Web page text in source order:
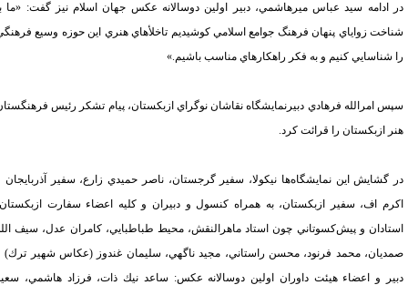
ادامه سيد عباس ميرهاشمي، دبير اولين دوسالانه عكس جهان اسلام نيز گفت: «ما با
زواياي پنهان فرهنگ جوامع اسلامي كوشيديم تاخلأهاي هنري اين حوزه وسيع فرهنگي
شناسايي كنيم و به فكر راهكارهاي مناسب باشيم.»
امرالله فرهادي دبيرنمايشگاه نقاشان نوگراي ازبكستان، پيام تشكر رئيس فرهنگستان
ازبكستان را قرائت كرد.
گشايش اين نمايشگاه‌ها نيكولا، سفير گرجستان، ناصر حميدي زارع، سفير آذربايجان و
اف، سفير ازبكستان، به همراه كنسول و دبيران و كليه اعضاء سفارت ازبكستان،
و پيش‌كسوتاني چون استاد ماهرالنقش، محيط طباطبايي، كامران عدل، سيف الله
محمد فرنود، محسن راستاني، مجيد ناگهي، سليمان غندوز (عكاس شهير ترك) و
و اعضاء هيئت داوران اولين دوسالانه عكس: ساعد نيك ذات، فرزاد هاشمي، سعيد